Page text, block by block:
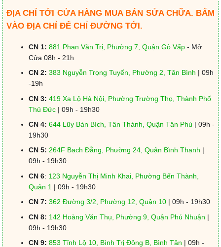
ĐỊA CHỈ TỚI CỬA HÀNG MUA BÁN SỬA CHỮA. BẤM
VÀO ĐỊA CHỈ ĐỂ CHỈ ĐƯỜNG TỚI.
CN 1: 881 Phan Văn Trị, Phường 7, Quận Gò Vấp- Mở
Cửa 08h - 21h
CN 2: 383 Nguyễn Trọng Tuyển, Phường 2, Tân Bình | 09h
-19h
CN 3: 419 Xa Lộ Hà Nội, Phường Trường Thọ, Thành Phố
Thủ Đức| 09h - 19h30
CN 4: 644 Lũy Bán Bích, Tân Thành, Quận Tân Phú | 09h -
19h30
CN 5: 264F Bạch Đằng, Phường 24, Quận Bình Thạnh |
09h - 19h30
CN 6: 123 Nguyễn Thị Minh Khai, Phường Bến Thành,
Quận 1 | 09h - 19h30
CN 7: 362 Đường 3/2, Phường 12, Quận 10| 09h - 19h30
CN 8: 142 Hoàng Văn Thụ, Phường 9, Quận Phú Nhuận |
09h - 19h30
CN 9: 853 Tỉnh Lộ 10, Bình Trị Đông B, Bình Tân | 09h -